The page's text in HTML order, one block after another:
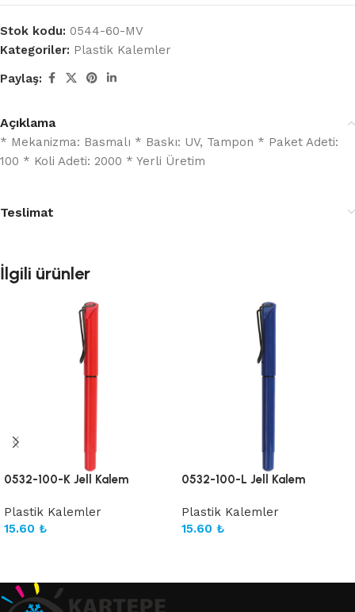
Stok kodu: 0544-60-MV
Kategoriler: Plastik Kalemler
Paylaş:
Açıklama
* Mekanizma: Basmalı * Baskı: UV, Tampon * Paket Adeti:
100 * Koli Adeti: 2000 * Yerli Üretim
Teslimat
İlgili ürünler
0532-100-K Jell Kalem
Plastik Kalemler
15.60 ₺
0532-100-L Jell Kalem
Plastik Kalemler
15.60 ₺